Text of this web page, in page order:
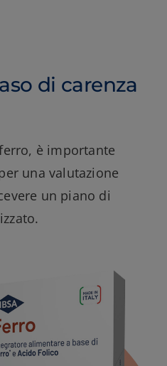
di carenza
è importante
una valutazione
un piano di